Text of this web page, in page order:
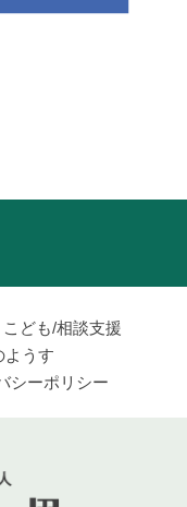
こども/相談支援
ようす
シーポリシー